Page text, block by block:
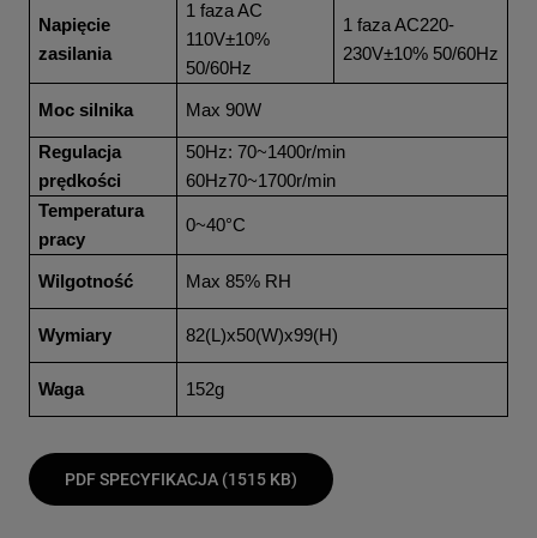
Napięcie
zasilania
1 faza AC
110V±10%
50/60Hz
1 faza AC220-
230V±10% 50/60Hz
Moc silnika Max 90W
Regulacja
prędkości
50Hz: 70~1400r/min
60Hz70~1700r/min
Temperatura
pracy
0~40°C
Wilgotność Max 85% RH
Wymiary 82(L)x50(W)x99(H)
Waga 152g
PDF SPECYFIKACJA (1515 KB)